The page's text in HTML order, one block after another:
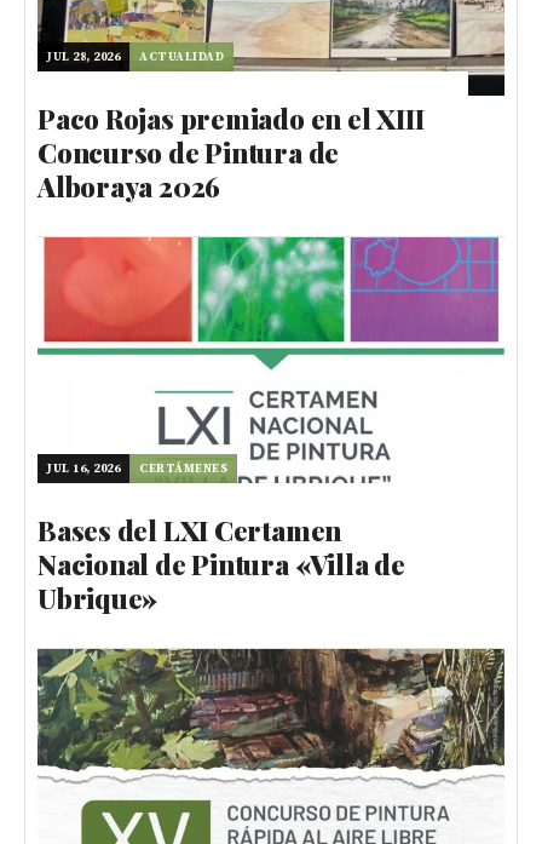
JUL 28, 2026 ACTUALIDAD
Paco Rojas premiado en el XIII
Concurso de Pintura de
Alboraya 2026
JUL 16, 2026 CERTÁMENES
Bases del LXI Certamen
Nacional de Pintura «Villa de
Ubrique»